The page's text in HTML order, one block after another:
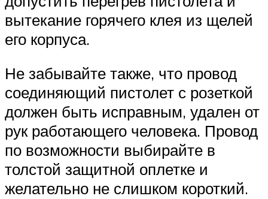
вытекание горячего клея из щелей
его корпуса.
Не забывайте также, что провод
соединяющий пистолет с розеткой
должен быть исправным, удален от
рук работающего человека. Провод
по возможности выбирайте в
толстой защитной оплетке и
желательно не слишком короткий.